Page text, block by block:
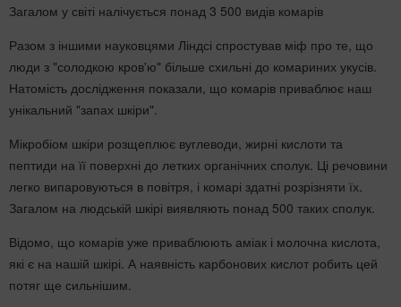
Загалом у світі налічується понад 3 500 видів комарів
Разом з іншими науковцями Ліндсі спростував міф про те, що
люди з "солодкою кров'ю" більше схильні до комариних укусів.
Натомість дослідження показали, що комарів приваблює наш
унікальний "запах шкіри".
Мікробіом шкіри розщеплює вуглеводи, жирні кислоти та
пептиди на її поверхні до летких органічних сполук. Ці речовини
легко випаровуються в повітря, і комарі здатні розрізняти їх.
Загалом на людській шкірі виявляють понад 500 таких сполук.
Відомо, що комарів уже приваблюють аміак і молочна кислота,
які є на нашій шкірі. А наявність карбонових кислот робить цей
потяг ще сильнішим.